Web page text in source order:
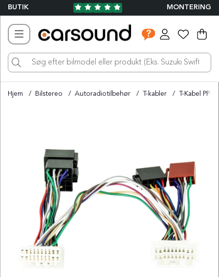
BUTIK MONTERING
.
Hjem Bilstereo Autoradiotilbehør T-kabler T-Kabel